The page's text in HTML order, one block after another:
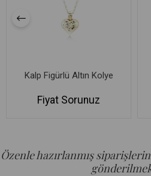
Kalp Figürlü Altın Kolye
Fiyat Sorunuz
Özenle hazırlanmış